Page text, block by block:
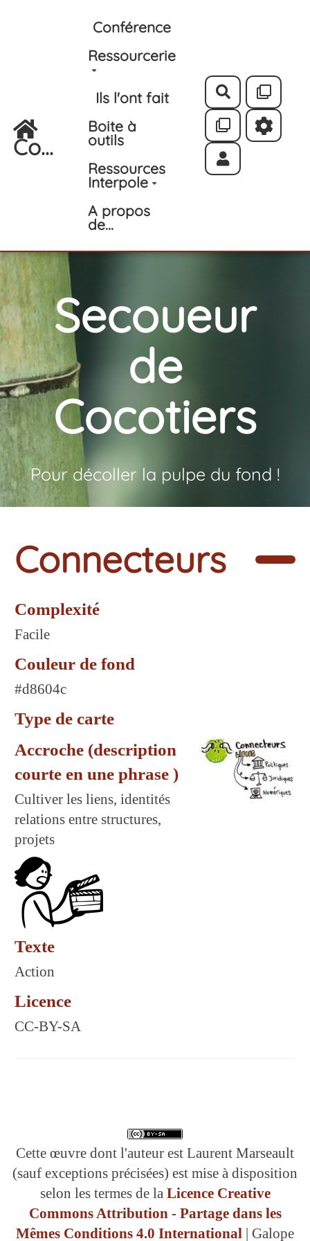
Aller au contenu principal
Co...
Conférence
Ressourcerie
Ils l'ont fait
Boite à
outils
Ressources
Interpole
A propos
de...
Rechercher
Secoueur
de
Cocotiers
Pour décoller la pulpe du fond !
Connecteurs
Complexité
Facile
Couleur de fond
#d8604c
Type de carte
Accroche (description
courte en une phrase )
Cultiver les liens, identités
relations entre structures,
projets
Texte
Action
Licence
CC-BY-SA
Cette œuvre dont l'auteur est Laurent Marseault
(sauf exceptions précisées) est mise à disposition
selon les termes de la Licence Creative
Commons Attribution - Partage dans les
Mêmes Conditions 4.0 International | Galope